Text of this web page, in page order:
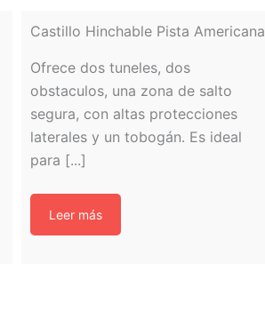
Castillo Hinchable Pista Americana
Ofrece dos tuneles, dos
obstaculos, una zona de salto
segura, con altas protecciones
laterales y un tobogán. Es ideal
para [...]
Leer más